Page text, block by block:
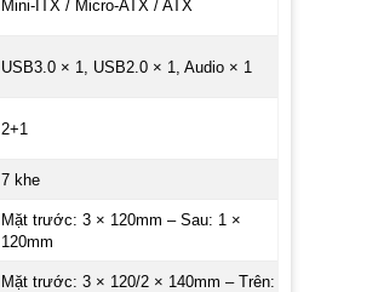
Mini-ITX / Micro-ATX / ATX
USB3.0 × 1, USB2.0 × 1, Audio × 1
2+1
7 khe
Mặt trước: 3 × 120mm – Sau: 1 ×
120mm
Mặt trước: 3 × 120/2 × 140mm – Trên: